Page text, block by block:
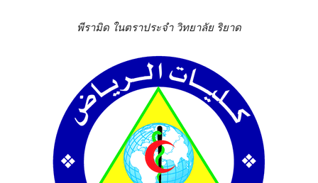
พีรามิด ในตราประจำ วิทยาลัย ริยาด